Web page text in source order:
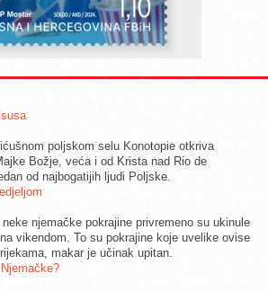
poljskom selu Konotopie otkriva
Božje, veća i od Krista nad Rio de
od najbogatijih ljudi Poljske.
njemačke pokrajine privremeno su ukinule
vikendom. To su pokrajine koje uvelike ovise
makar je učinak upitan.